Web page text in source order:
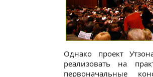
Однако проект
реализовать на
первоначальные